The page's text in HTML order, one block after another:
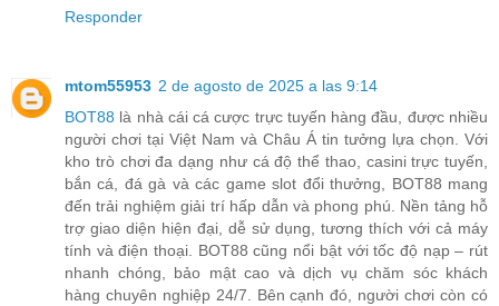
Responder
mtom55953 2 de agosto de 2025 a las 9:14
BOT88 là nhà cái cá cược trực tuyến hàng đầu, được nhiều
người chơi tại Việt Nam và Châu Á tin tưởng lựa chọn. Với
kho trò chơi đa dạng như cá độ thể thao, casini trực tuyến,
bắn cá, đá gà và các game slot đổi thưởng, BOT88 mang
đến trải nghiệm giải trí hấp dẫn và phong phú. Nền tảng hỗ
trợ giao diện hiện đại, dễ sử dụng, tương thích với cả máy
tính và điện thoại. BOT88 cũng nổi bật với tốc độ nạp – rút
nhanh chóng, bảo mật cao và dịch vụ chăm sóc khách
hàng chuyên nghiệp 24/7. Bên cạnh đó, người chơi còn có